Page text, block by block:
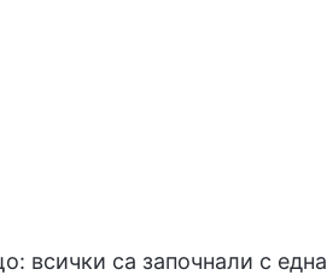
всички са започнали с една